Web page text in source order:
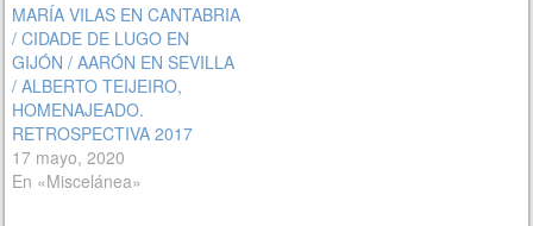
MARÍA VILAS EN CANTABRIA
/ CIDADE DE LUGO EN
GIJÓN / AARÓN EN SEVILLA
/ ALBERTO TEIJEIRO,
HOMENAJEADO.
RETROSPECTIVA 2017
17 mayo, 2020
En «Miscelánea»